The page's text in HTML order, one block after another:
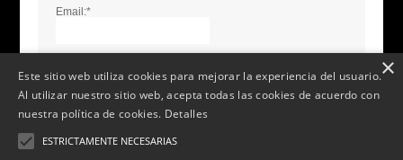
Email:*
Este sitio web utiliza cookies para mejorar la experiencia del usuario.
Al utilizar nuestro sitio web, acepta todas las cookies de acuerdo con
nuestra política de cookies. Detalles
ESTRICTAMENTE NECESARIAS
×